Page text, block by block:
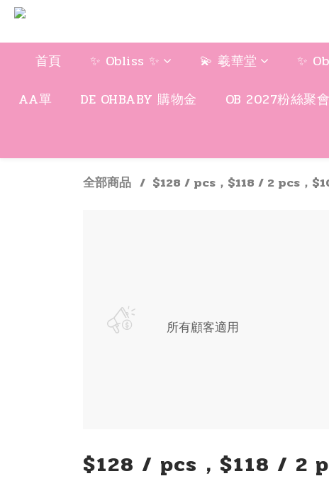
首頁 ✨ Obliss ✨ 💫 羲華堂 ✨
AA單
DE OHBABY 購物金 OB 2027粉絲聚會
全部商品 $128 / pcs，$118 / 2 pcs，
所有顧客適用
$128 / pcs，$118 / 2